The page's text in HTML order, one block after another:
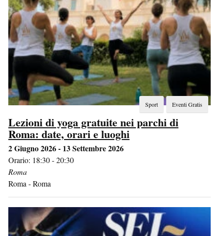
Eventi Gratis
Sport
Lezioni di yoga gratuite nei parchi di
Roma: date, orari e luoghi
2 Giugno 2026 - 13 Settembre 2026
Orario: 18:30 - 20:30
Roma
Roma -Roma